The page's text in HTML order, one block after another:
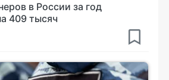
в России за год
409 тысяч